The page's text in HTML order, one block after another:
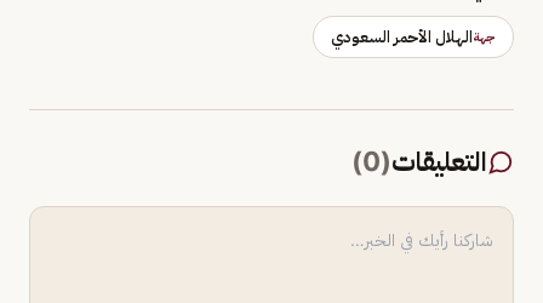
جهةالهلال الأحمر السعودي
التعليقات(
0
)